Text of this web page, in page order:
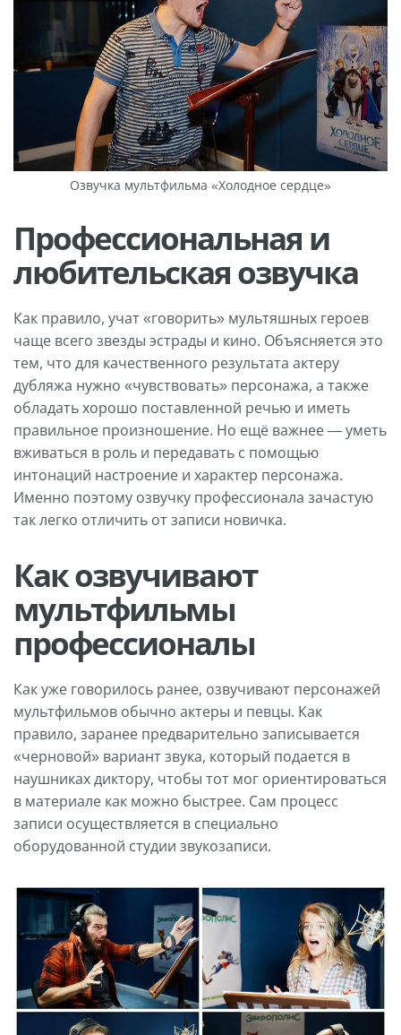
Озвучка мультфильма «Холодное сердце»
Профессиональная и
любительская озвучка
Как правило, учат «говорить» мультяшных героев
чаще всего звезды эстрады и кино. Объясняется это
тем, что для качественного результата актеру
дубляжа нужно «чувствовать» персонажа, а также
обладать хорошо поставленной речью и иметь
правильное произношение. Но ещё важнее — уметь
вживаться в роль и передавать с помощью
интонаций настроение и характер персонажа.
Именно поэтому озвучку профессионала зачастую
так легко отличить от записи новичка.
Как озвучивают
мультфильмы
профессионалы
Как уже говорилось ранее, озвучивают персонажей
мультфильмов обычно актеры и певцы. Как
правило, заранее предварительно записывается
«черновой» вариант звука, который подается в
наушниках диктору, чтобы тот мог ориентироваться
в материале как можно быстрее. Сам процесс
записи осуществляется в специально
оборудованной студии звукозаписи.